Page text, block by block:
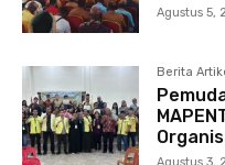
Agustus 5,
Berita